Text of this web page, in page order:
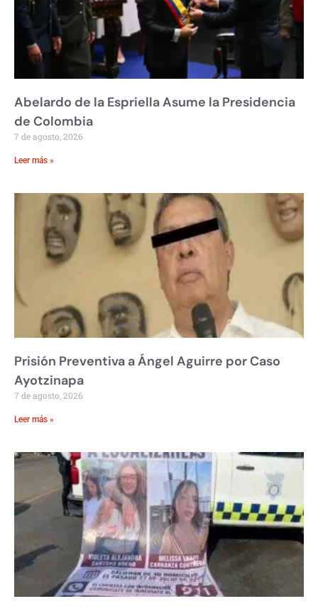
Abelardo de la Espriella Asume la Presidencia
de Colombia
7 de agosto, 2026
Leer más »
Prisión Preventiva a Ángel Aguirre por Caso
Ayotzinapa
7 de agosto, 2026
Leer más »